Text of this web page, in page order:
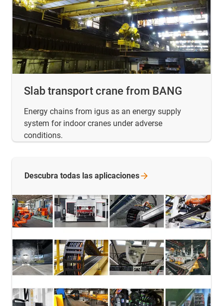
Slab transport crane from BANG
Energy chains from igus as an energy supply
system for indoor cranes under adverse
conditions.
Descubra todas las aplicaciones